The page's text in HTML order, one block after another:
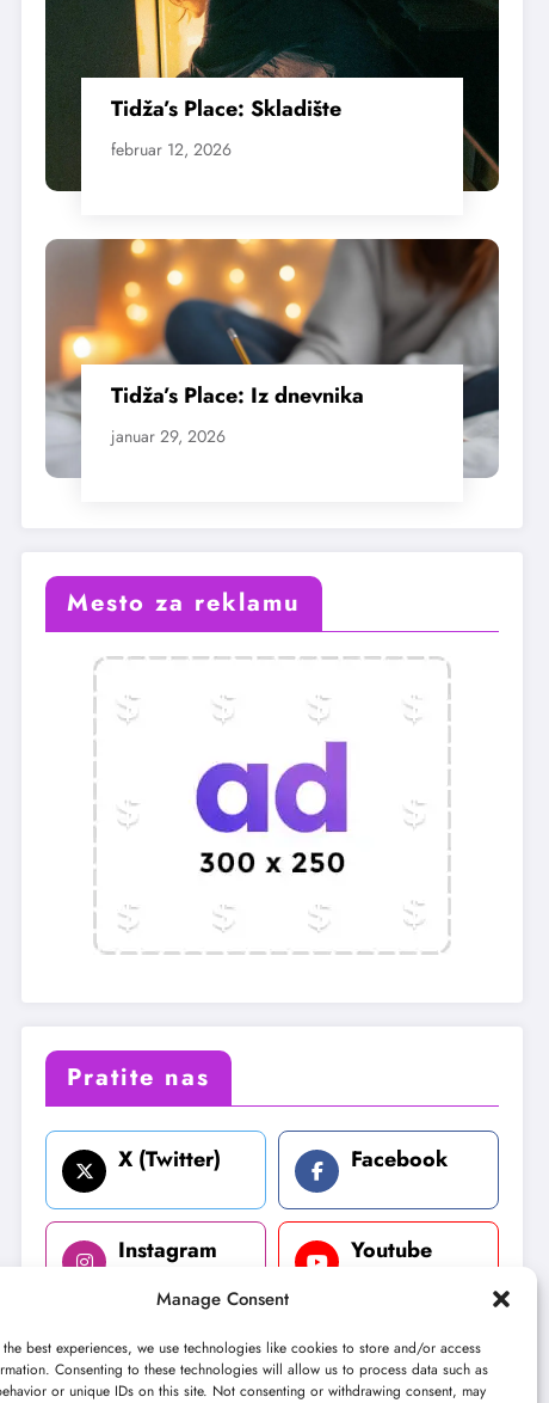
Manage Consent
best experiences, we use technologies like cookies to store and/or access
Consenting to these technologies will allow us to process data such as
or unique IDs on this site. Not consenting or withdrawing consent, may
Tidža’s Place: Skladište
februar 12, 2026
Tidža’s Place: Iz dnevnika
januar 29, 2026
Mesto za reklamu
Pratite nas
X (Twitter) Facebook
Instagram Youtube
LinkedIn